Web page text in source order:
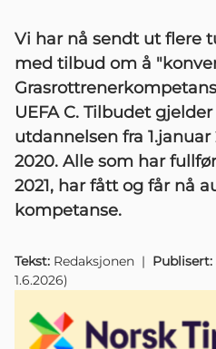
Vi har nå sendt ut flere
med tilbud om å
UEFA C. Tilbudet
utdannelsen fra 1.januar
2020. Alle som har
2021, har fått og får nå
kompetanse.
Tekst: Redaksjonen | Publisert:
1.6.2026)